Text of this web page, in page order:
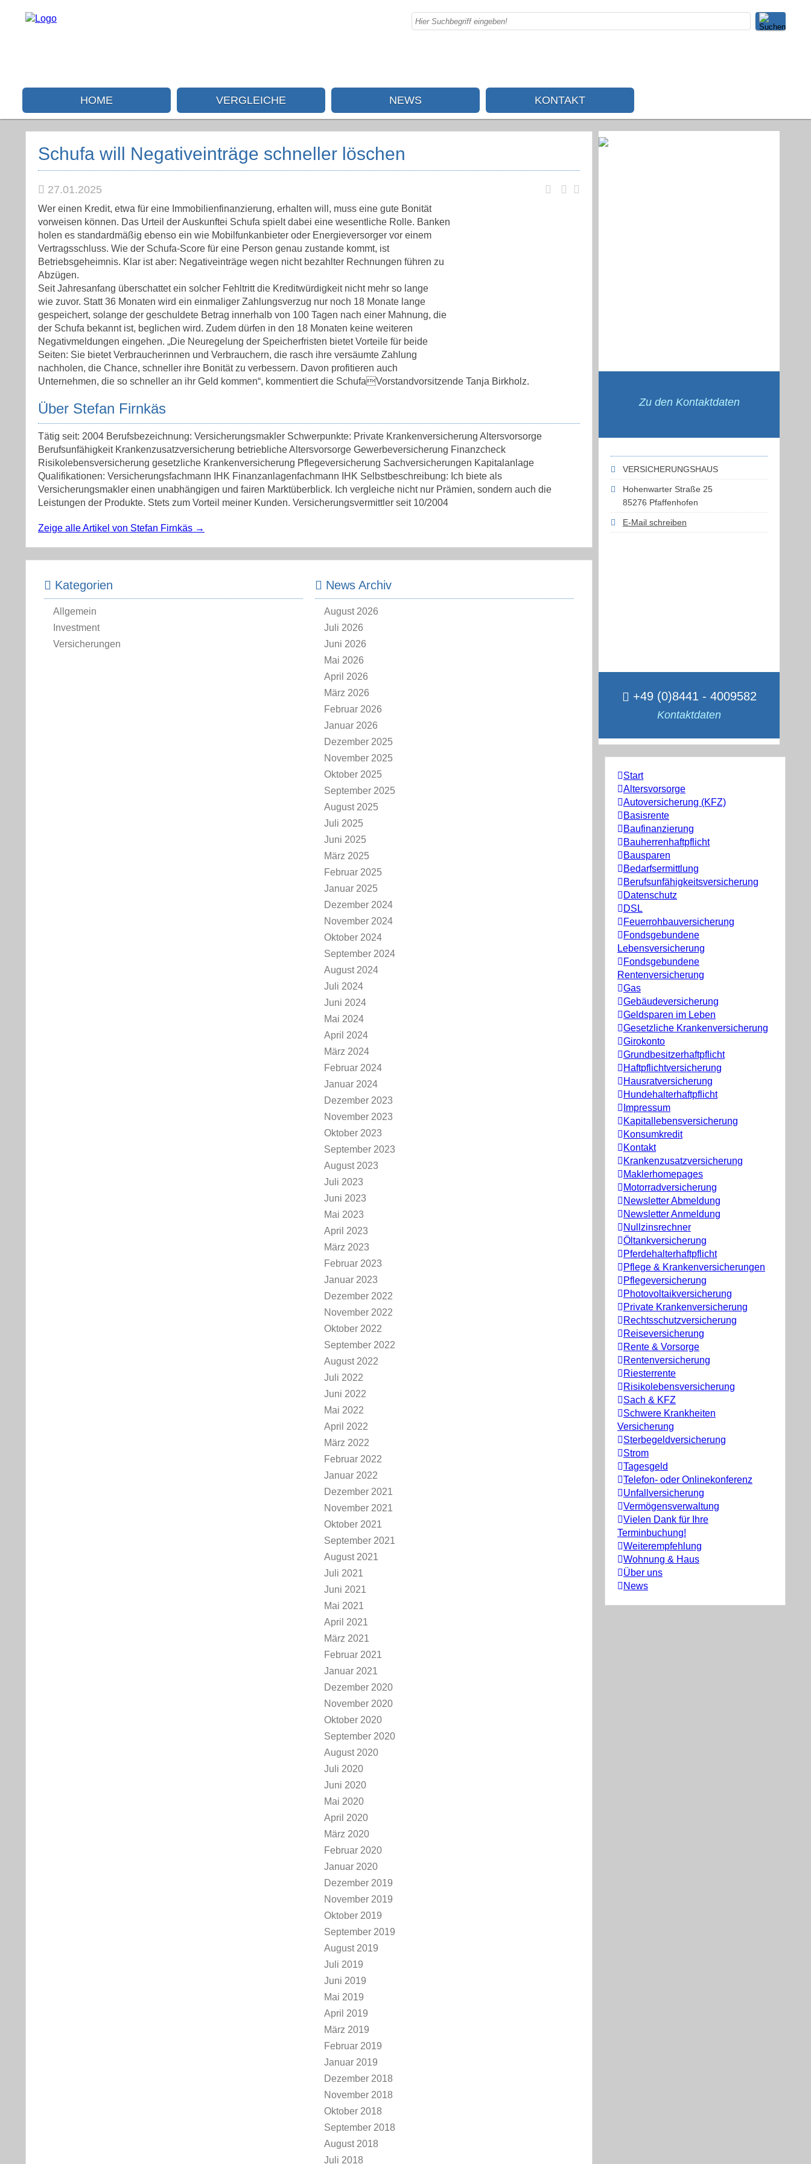
HOME VERGLEICHE NEWS KONTAKT
Zu den Kontaktdaten
VERSICHERUNGSHAUS
Hohenwarter Straße 25
85276 Pfaffenhofen
E-Mail schreiben
+49 (0)8441 - 4009582
Kontaktdaten
Start
Altersvorsorge
Autoversicherung (KFZ)
Basisrente
Baufinanzierung
Bauherrenhaftpflicht
Bausparen
Bedarfsermittlung
Berufs­unfähigkeitsversicherung
Datenschutz
DSL
Feuerrohbauversicherung
Fondsgebundene
Lebensversicherung
Fondsgebundene
Rentenversicherung
Gas
Gebäudeversicherung
Geldsparen im Leben
Gesetzliche Krankenversicherung
Girokonto
Grundbesitzerhaftpflicht
Haftpflichtversicherung
Hausratversicherung
Hundehalterhaftpflicht
Impressum
Kapitallebensversicherung
Konsumkredit
Kontakt
Krankenzusatzversicherung
Maklerhomepages
Motorradversicherung
Newsletter Abmeldung
Newsletter Anmeldung
Nullzinsrechner
Öltankversicherung
Pferdehalterhaftpflicht
Pflege & Krankenversicherungen
Pflegeversicherung
Photovoltaikversicherung
Private Krankenversicherung
Rechtsschutzversicherung
Reiseversicherung
Rente & Vorsorge
Rentenversicherung
Riesterrente
Risikolebensversicherung
Sach & KFZ
Schwere Krankheiten
Versicherung
Sterbegeldversicherung
Strom
Tagesgeld
Telefon- oder Onlinekonferenz
Unfallversicherung
Vermögensverwaltung
Vielen Dank für Ihre
Terminbuchung!
Weiterempfehlung
Wohnung & Haus
Über uns
News
Schufa will Negativeinträge schneller löschen
27.01.2025
Wer einen Kredit, etwa für eine Immobilienfinanzierung, erhalten will, muss eine gute Bonität
vorweisen können. Das Urteil der Auskunftei Schufa spielt dabei eine wesentliche Rolle. Banken
holen es standardmäßig ebenso ein wie Mobilfunkanbieter oder Energieversorger vor einem
Vertragsschluss. Wie der Schufa-Score für eine Person genau zustande kommt, ist
Betriebsgeheimnis. Klar ist aber: Negativeinträge wegen nicht bezahlter Rechnungen führen zu
Abzügen.
Seit Jahresanfang überschattet ein solcher Fehltritt die Kreditwürdigkeit nicht mehr so lange
wie zuvor. Statt 36 Monaten wird ein einmaliger Zahlungsverzug nur noch 18 Monate lange
gespeichert, solange der geschuldete Betrag innerhalb von 100 Tagen nach einer Mahnung, die
der Schufa bekannt ist, beglichen wird. Zudem dürfen in den 18 Monaten keine weiteren
Negativmeldungen eingehen. „Die Neuregelung der Speicherfristen bietet Vorteile für beide
Seiten: Sie bietet Verbraucherinnen und Verbrauchern, die rasch ihre versäumte Zahlung
nachholen, die Chance, schneller ihre Bonität zu verbessern. Davon profitieren auch
Unternehmen, die so schneller an ihr Geld kommen“, kommentiert die SchufaVorstandvorsitzende Tanja Birkholz.
Über Stefan Firnkäs
Tätig seit: 2004 Berufsbezeichnung: Versicherungsmakler Schwerpunkte: Private Krankenversicherung Altersvorsorge
Berufsunfähigkeit Krankenzusatzversicherung betriebliche Altersvorsorge Gewerbeversicherung Finanzcheck
Risikolebensversicherung gesetzliche Krankenversicherung Pflegeversicherung Sachversicherungen Kapitalanlage
Qualifikationen: Versicherungsfachmann IHK Finanzanlagenfachmann IHK Selbstbeschreibung: Ich biete als
Versicherungsmakler einen unabhängigen und fairen Marktüberblick. Ich vergleiche nicht nur Prämien, sondern auch die
Leistungen der Produkte. Stets zum Vorteil meiner Kunden. Versicherungsvermittler seit 10/2004
Zeige alle Artikel von Stefan Firnkäs →
Kategorien
Allgemein
Investment
Versicherungen
News Archiv
August 2026
Juli 2026
Juni 2026
Mai 2026
April 2026
März 2026
Februar 2026
Januar 2026
Dezember 2025
November 2025
Oktober 2025
September 2025
August 2025
Juli 2025
Juni 2025
März 2025
Februar 2025
Januar 2025
Dezember 2024
November 2024
Oktober 2024
September 2024
August 2024
Juli 2024
Juni 2024
Mai 2024
April 2024
März 2024
Februar 2024
Januar 2024
Dezember 2023
November 2023
Oktober 2023
September 2023
August 2023
Juli 2023
Juni 2023
Mai 2023
April 2023
März 2023
Februar 2023
Januar 2023
Dezember 2022
November 2022
Oktober 2022
September 2022
August 2022
Juli 2022
Juni 2022
Mai 2022
April 2022
März 2022
Februar 2022
Januar 2022
Dezember 2021
November 2021
Oktober 2021
September 2021
August 2021
Juli 2021
Juni 2021
Mai 2021
April 2021
März 2021
Februar 2021
Januar 2021
Dezember 2020
November 2020
Oktober 2020
September 2020
August 2020
Juli 2020
Juni 2020
Mai 2020
April 2020
März 2020
Februar 2020
Januar 2020
Dezember 2019
November 2019
Oktober 2019
September 2019
August 2019
Juli 2019
Juni 2019
Mai 2019
April 2019
März 2019
Februar 2019
Januar 2019
Dezember 2018
November 2018
Oktober 2018
September 2018
August 2018
Juli 2018